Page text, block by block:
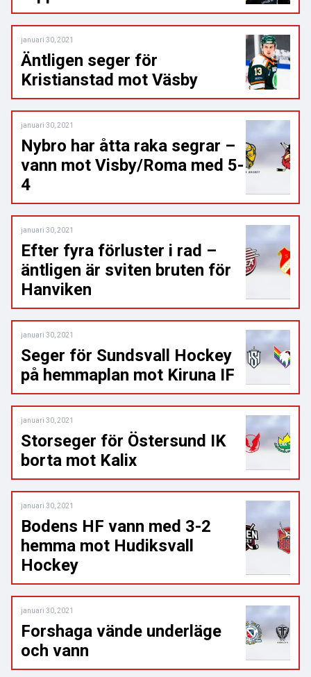
januari 30, 2021
Äntligen seger för
Kristianstad mot Väsby
januari 30, 2021
Nybro har åtta raka segrar –
vann mot Visby/Roma med 5-
4
januari 30, 2021
Efter fyra förluster i rad –
äntligen är sviten bruten för
Hanviken
januari 30, 2021
Seger för Sundsvall Hockey
på hemmaplan mot Kiruna IF
januari 30, 2021
Storseger för Östersund IK
borta mot Kalix
januari 30, 2021
Bodens HF vann med 3-2
hemma mot Hudiksvall
Hockey
januari 30, 2021
Forshaga vände underläge
och vann